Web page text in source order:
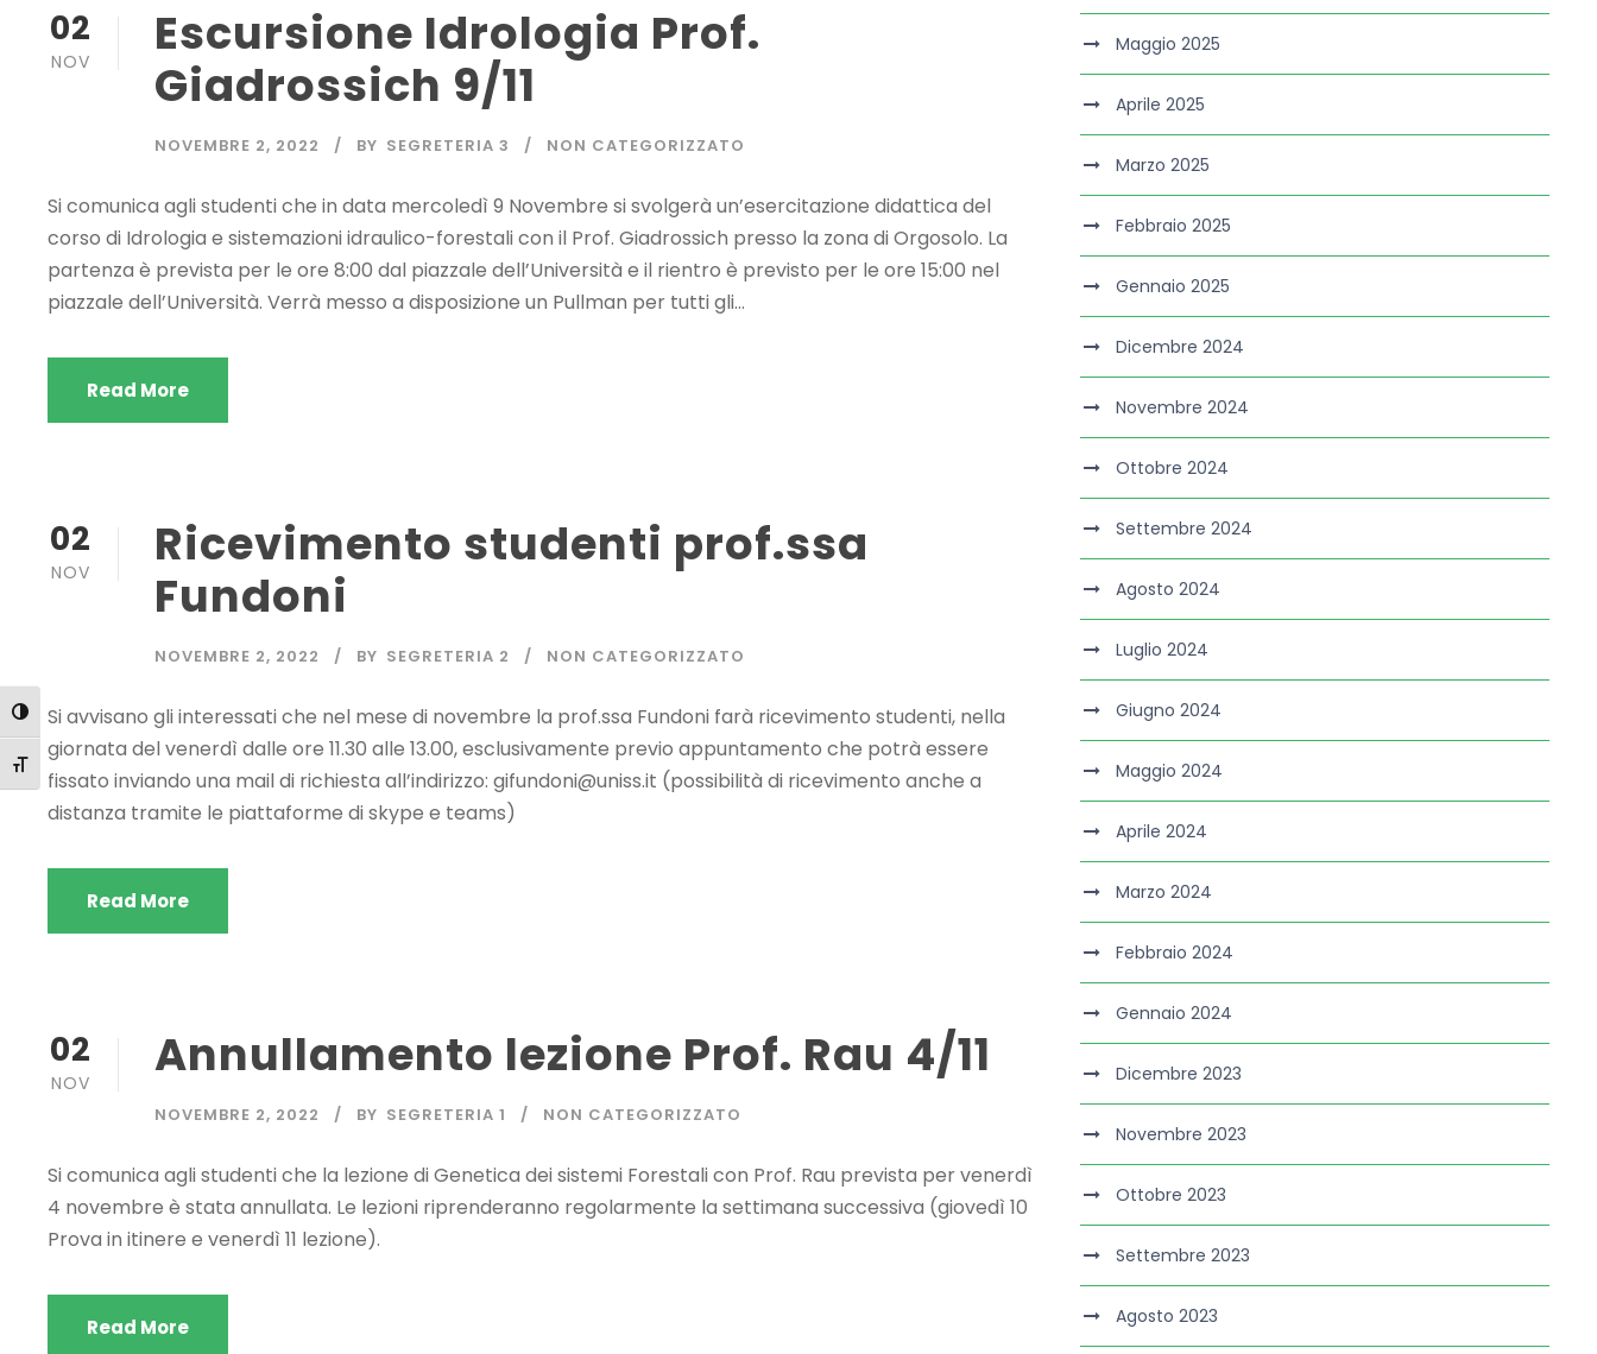
Attiva/disattiva alto contrasto
Attiva/disattiva dimensione testo
02
NOV
Escursione Idrologia Prof.
Giadrossich 9/11
NOVEMBRE 2, 2022 BY SEGRETERIA 3 NON CATEGORIZZATO
Si comunica agli studenti che in data mercoledì 9 Novembre si svolgerà un’esercitazione didattica del
corso di Idrologia e sistemazioni idraulico-forestali con il Prof. Giadrossich presso la zona di Orgosolo. La
partenza è prevista per le ore 8:00 dal piazzale dell’Università e il rientro è previsto per le ore 15:00 nel
piazzale dell’Università. Verrà messo a disposizione un Pullman per tutti gli...
Read More
02
NOV
Ricevimento studenti prof.ssa
Fundoni
NOVEMBRE 2, 2022 BY SEGRETERIA 2 NON CATEGORIZZATO
Si avvisano gli interessati che nel mese di novembre la prof.ssa Fundoni farà ricevimento studenti, nella
giornata del venerdì dalle ore 11.30 alle 13.00, esclusivamente previo appuntamento che potrà essere
fissato inviando una mail di richiesta all’indirizzo: gifundoni@uniss.it (possibilità di ricevimento anche a
distanza tramite le piattaforme di skype e teams)
Read More
02
NOV Annullamento lezione Prof. Rau 4/11
NOVEMBRE 2, 2022 BY SEGRETERIA 1 NON CATEGORIZZATO
Si comunica agli studenti che la lezione di Genetica dei sistemi Forestali con Prof. Rau prevista per venerdì
4 novembre è stata annullata. Le lezioni riprenderanno regolarmente la settimana successiva (giovedì 10
Prova in itinere e venerdì 11 lezione).
Read More
Maggio 2025
Aprile 2025
Marzo 2025
Febbraio 2025
Gennaio 2025
Dicembre 2024
Novembre 2024
Ottobre 2024
Settembre 2024
Agosto 2024
Luglio 2024
Giugno 2024
Maggio 2024
Aprile 2024
Marzo 2024
Febbraio 2024
Gennaio 2024
Dicembre 2023
Novembre 2023
Ottobre 2023
Settembre 2023
Agosto 2023